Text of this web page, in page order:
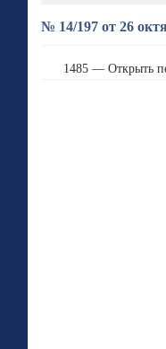
№ 14/197 от 26
1485 — Открыть